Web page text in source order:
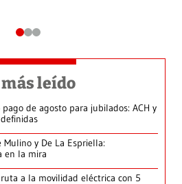
más leído
de agosto para jubilados: ACH y
y De La Espriella:
en la mira
a la movilidad eléctrica con 5